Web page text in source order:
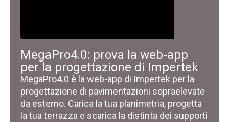
MegaPro4.0: prova la web-app
per la progettazione di Impertek
MegaPro4.0 è la web-app di Impertek per la
progettazione di pavimentazioni sopraelevate
da esterno. Carica la tua planimetria, progetta
la tua terrazza e scarica la distinta dei supporti